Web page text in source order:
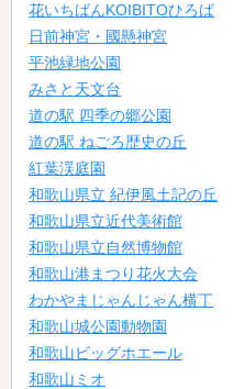
花いちばんKOIBITOひろば
日前神宮・國懸神宮
平池緑地公園
みさと天文台
道の駅 四季の郷公園
道の駅 ねごろ歴史の丘
紅葉渓庭園
和歌山県立 紀伊風土記の丘
和歌山県立近代美術館
和歌山県立自然博物館
和歌山港まつり花火大会
わかやまじゃんじゃん横丁
和歌山城公園動物園
和歌山ビッグホエール
和歌山ミオ